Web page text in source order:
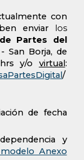
con
enviar
los
Partes del
San Borja, de
y/o virtual:
/
de fecha
y
Anexo